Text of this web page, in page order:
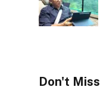
Don't Miss